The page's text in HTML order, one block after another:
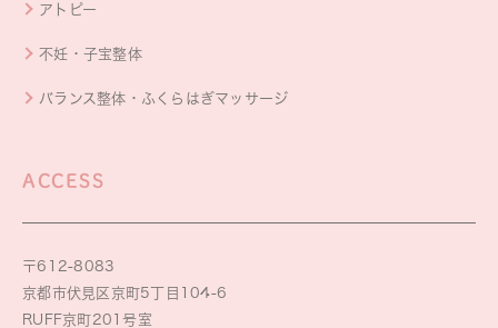
アトピー
不妊・子宝整体
バランス整体・ふくらはぎマッサージ
ACCESS
〒612-8083
京都市伏見区京町5丁目104-6
RUFF京町201号室